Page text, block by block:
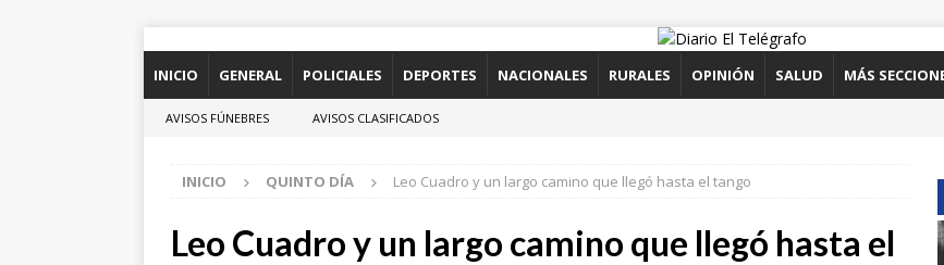
INICIO GENERAL POLICIALES DEPORTES NACIONALES RURALES OPINIÓN SALUD MÁS
AVISOS FÚNEBRES AVISOS CLASIFICADOS
INICIO QUINTO DÍA Leo Cuadro y un largo camino que llegó hasta el tango
Leo Cuadro y un largo camino que llegó hasta el